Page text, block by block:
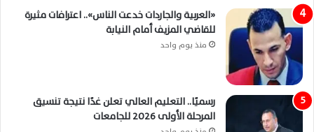
«العربية والجاردات خدعت الناس».. اعترافات مثيرة
للقاضي المزيف أمام النيابة
منذ يوم واحد
رسميًا.. التعليم العالي تعلن غدًا نتيجة تنسيق
المرحلة الأولى 2026 للجامعات